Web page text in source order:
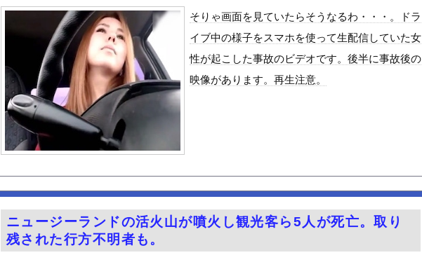
【ポロリ悲話】ネットで拡散してるおっぱいポロリ動画、何故か叩かれる・・・
ホンダ、営業利益5307億円で過去最高を記録
人生に疲れたから台湾を一周してきた
韓国国会、サッカー前代表監督を追及「なぜ負けたのか」
日本旅行キャンセルすべきか…1万年ぶり史上最大級の火山の兆し＝韓国の反応
うちのネコが目の前にいた。私が上に物を投げるフリをする → 猫はこうなります…
【衝撃画像】ババアがジジイにチェーンソー！？←一体何があったんやコレw w w w ...
みんなは職場のBBQなに持ってけば嬉しい？
副島萌生アナ NHKニュース7【GIF動画あり】
グラドル×ピアニストの二刀流美女 音羽美奈のエッチボディがたまらんち
ワイ将、往復4万円払って山の絶景を堪能wwwww
今年3月のベントレーひき逃げ事件で逮捕された男、韓国籍だった模様…自称インフルエンサ...
そりゃ画面を見ていたらそうなるわ・・・。ドラ
イブ中の様子をスマホを使って生配信していた女
性が起こした事故のビデオです。後半に事故後の
映像があります。再生注意。
ニュージーランドの活火山が噴火し観光客ら5人が死亡。取り
残された行方不明者も。